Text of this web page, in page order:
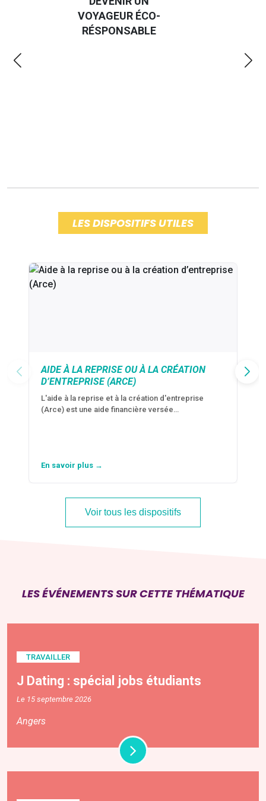
GUIDE DES
EMMERDES 2025
LES DISPOSITIFS UTILES
AIDE À LA REPRISE OU À LA CRÉATION
D’ENTREPRISE (ARCE)
L'aide à la reprise et à la création d'entreprise
(Arce) est une aide financière versée…
En savoir plus →
Voir tous les dispositifs
LES ÉVÉNEMENTS SUR CETTE THÉMATIQUE
TRAVAILLER
J Dating : spécial jobs étudiants
Le 15 septembre 2026
Angers